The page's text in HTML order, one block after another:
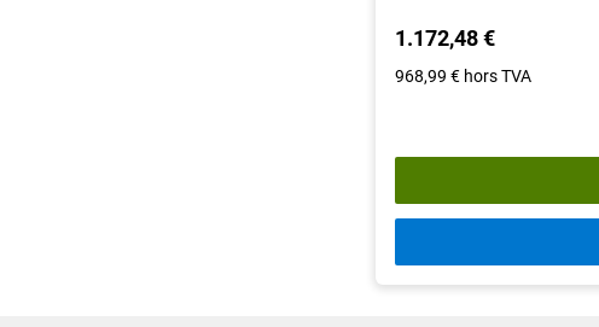
1.172,48 €
968,99 € hors TVA